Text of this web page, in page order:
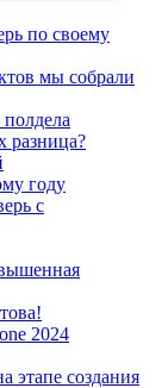
по своему
мы собрали
разница?
году
с
2024
этапе создания